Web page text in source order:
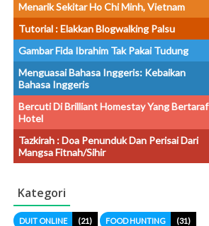
Menarik Sekitar Ho Chi Minh, Vietnam
Tutorial : Elakkan Blogwalking Palsu
Gambar Fida Ibrahim Tak Pakai Tudung
Menguasai Bahasa Inggeris: Kebaikan
Bahasa Inggeris
Bercuti Di Brilliant Homestay Yang Bertaraf
Hotel
Tazkirah : Doa Penunduk Dan Perisai Dari
Mangsa Fitnah/sihir
Kategori
DUIT ONLINE (21) FOOD HUNTING (31)